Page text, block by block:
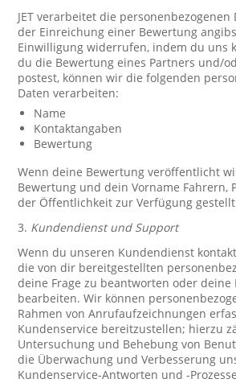
JET verarbeitet die personenbezogenen
der Einreichung einer Bewertung
Einwilligung widerrufen, indem du uns
du die Bewertung eines Partners und/
postest, können wir die folgenden
Daten verarbeiten:
Name
Kontaktangaben
Bewertung
Wenn deine Bewertung veröffentlicht
Bewertung und dein Vorname Fahrern,
der Öffentlichkeit zur Verfügung
3. Kundendienst und Support
Wenn du unseren Kundendienst
die von dir bereitgestellten
deine Frage zu beantworten oder deine
bearbeiten. Wir können
Rahmen von Anrufaufzeichnungen
Kundenservice bereitzustellen; hierzu
Untersuchung und Behebung von
die Überwachung und Verbesserung
Kundenservice-Antworten und -